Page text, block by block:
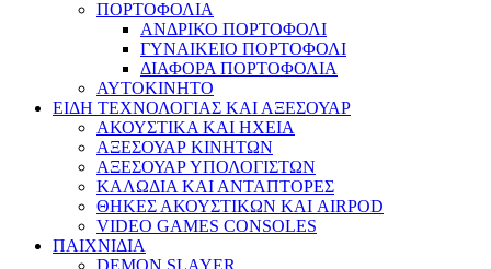
ΠΟΡΤΟΦΟΛΙΑ
ΑΝΔΡΙΚΟ ΠΟΡΤΟΦΟΛΙ
ΓΥΝΑΙΚΕΙΟ ΠΟΡΤΟΦΟΛΙ
ΔΙΑΦΟΡΑ ΠΟΡΤΟΦΟΛΙΑ
ΑΥΤΟΚΙΝΗΤΟ
ΕΙΔΗ ΤΕΧΝΟΛΟΓΙΑΣ ΚΑΙ ΑΞΕΣΟΥΑΡ
ΑΚΟΥΣΤΙΚΑ ΚΑΙ ΗΧΕΙΑ
ΑΞΕΣΟΥΑΡ ΚΙΝΗΤΩΝ
ΑΞΕΣΟΥΑΡ ΥΠΟΛΟΓΙΣΤΩΝ
ΚΑΛΩΔΙΑ ΚΑΙ ΑΝΤΑΠΤΟΡΕΣ
ΘΗΚΕΣ ΑΚΟΥΣΤΙΚΩΝ ΚΑΙ AIRPOD
VIDEO GAMES CONSOLES
ΠΑΙΧΝΙΔΙΑ